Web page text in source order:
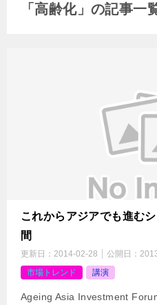
「高齢化」の記事一
これからアジアでも進む
間
更新日： 2014-02-28 公開日：
市場トレンド
講演
Ageing Asia Investment